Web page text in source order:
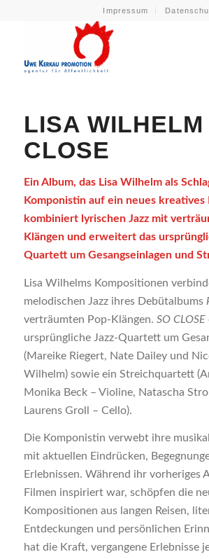
Impressum
LISA WILHELM
CLOSE
Ein Album, das Lisa Wilhelm als
Komponistin auf ein neues kreatives
kombiniert lyrischen Jazz mit
Klängen und erweitert das
Quartett um Gesangseinlagen und
Lisa Wilhelms Kompositionen
melodischen Jazz ihres Debütalbums
verträumten Pop-Klängen. SO CLOSE
ursprüngliche Jazz-Quartett um
(Mareike Riegert, Nate Dailey und
Wilhelm) sowie ein Streichquartett
Monika Beck – Violine, Natascha
Laurens Groll – Cello).
Die Komponistin verwebt ihre
mit aktuellen Eindrücken,
Erlebnissen. Während ihr vorheriges
Filmen inspiriert war, schöpfen die
Kompositionen aus langen Reisen,
Entdeckungen und persönlichen
hat die Kraft, vergangene Erlebnisse